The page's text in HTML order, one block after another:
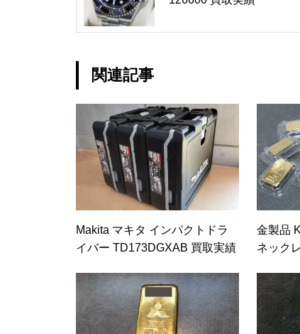
関連記事
Makita マキタ インパクトドラ
イバー TD173DGXAB 買取実績
金製品
ネック